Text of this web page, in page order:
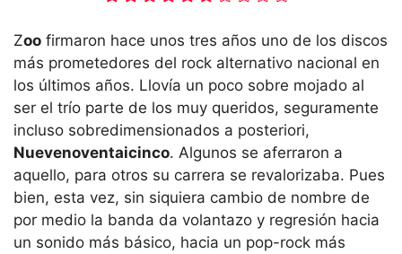
Zoo firmaron hace unos tres años uno de los discos
más prometedores del rock alternativo nacional en
los últimos años. Llovía un poco sobre mojado al
ser el trío parte de los muy queridos, seguramente
incluso sobredimensionados a posteriori,
Nuevenoventaicinco. Algunos se aferraron a
aquello, para otros su carrera se revalorizaba. Pues
bien, esta vez, sin siquiera cambio de nombre de
por medio la banda da volantazo y regresión hacia
un sonido más básico, hacia un pop-rock más